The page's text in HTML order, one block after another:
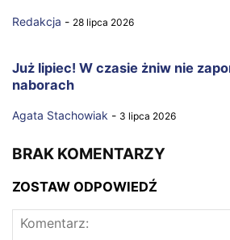
Redakcja - 28 lipca 2026
Już lipiec! W czasie żniw nie
naborach
Agata Stachowiak - 3 lipca 2026
BRAK KOMENTARZY
ZOSTAW ODPOWIEDŹ